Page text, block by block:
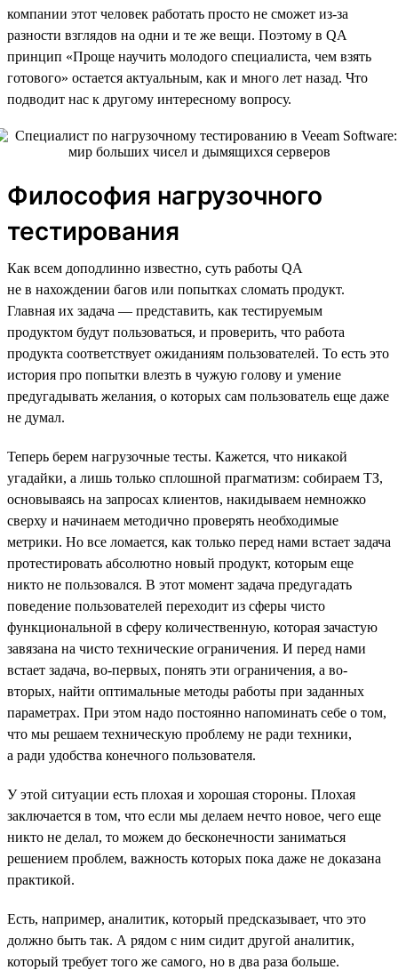
компании этот человек работать просто не сможет из-за
разности взглядов на одни и те же вещи. Поэтому в QA
принцип «Проще научить молодого специалиста, чем взять
готового» остается актуальным, как и много лет назад. Что
подводит нас к другому интересному вопросу.
Философия нагрузочного
тестирования
Как всем доподлинно известно, суть работы QA
не в нахождении багов или попытках сломать продукт.
Главная их задача — представить, как тестируемым
продуктом будут пользоваться, и проверить, что работа
продукта соответствует ожиданиям пользователей. То есть это
история про попытки влезть в чужую голову и умение
предугадывать желания, о которых сам пользователь еще даже
не думал.
Теперь берем нагрузочные тесты. Кажется, что никакой
угадайки, а лишь только сплошной прагматизм: собираем ТЗ,
основываясь на запросах клиентов, накидываем немножко
сверху и начинаем методично проверять необходимые
метрики. Но все ломается, как только перед нами встает задача
протестировать абсолютно новый продукт, которым еще
никто не пользовался. В этот момент задача предугадать
поведение пользователей переходит из сферы чисто
функциональной в сферу количественную, которая зачастую
завязана на чисто технические ограничения. И перед нами
встает задача, во-первых, понять эти ограничения, а во-
вторых, найти оптимальные методы работы при заданных
параметрах. При этом надо постоянно напоминать себе о том,
что мы решаем техническую проблему не ради техники,
а ради удобства конечного пользователя.
У этой ситуации есть плохая и хорошая стороны. Плохая
заключается в том, что если мы делаем нечто новое, чего еще
никто не делал, то можем до бесконечности заниматься
решением проблем, важность которых пока даже не доказана
практикой.
Есть, например, аналитик, который предсказывает, что это
должно быть так. А рядом с ним сидит другой аналитик,
который требует того же самого, но в два раза больше.